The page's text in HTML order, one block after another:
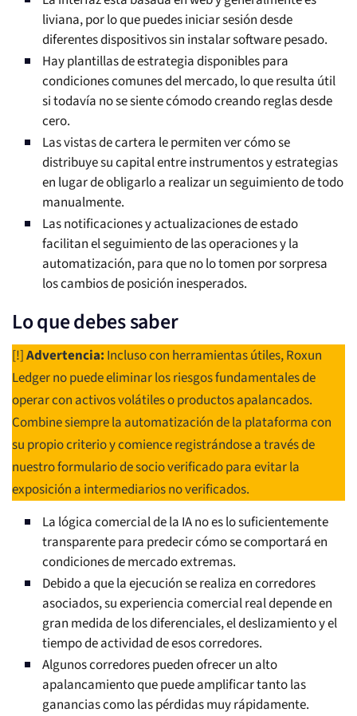
liviana, por lo que puedes iniciar sesión desde
diferentes dispositivos sin instalar software pesado.
Hay plantillas de estrategia disponibles para
condiciones comunes del mercado, lo que resulta útil
si todavía no se siente cómodo creando reglas desde
cero.
Las vistas de cartera le permiten ver cómo se
distribuye su capital entre instrumentos y estrategias
en lugar de obligarlo a realizar un seguimiento de todo
manualmente.
Las notificaciones y actualizaciones de estado
facilitan el seguimiento de las operaciones y la
automatización, para que no lo tomen por sorpresa
los cambios de posición inesperados.
Lo que debes saber
[!]Advertencia: Incluso con herramientas útiles, Roxun
Ledger no puede eliminar los riesgos fundamentales de
operar con activos volátiles o productos apalancados.
Combine siempre la automatización de la plataforma con
su propio criterio y comience registrándose a través de
nuestro formulario de socio verificado para evitar la
exposición a intermediarios no verificados.
La lógica comercial de la IA no es lo suficientemente
transparente para predecir cómo se comportará en
condiciones de mercado extremas.
Debido a que la ejecución se realiza en corredores
asociados, su experiencia comercial real depende en
gran medida de los diferenciales, el deslizamiento y el
tiempo de actividad de esos corredores.
Algunos corredores pueden ofrecer un alto
apalancamiento que puede amplificar tanto las
ganancias como las pérdidas muy rápidamente.